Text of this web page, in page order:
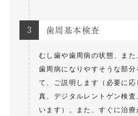
3 歯周基本検査
むし歯や歯周病の状態、ま
歯周病になりやすそうな部分
て、ご説明します（必要に
真、デジタルレントゲン検
います）。また、すぐに治